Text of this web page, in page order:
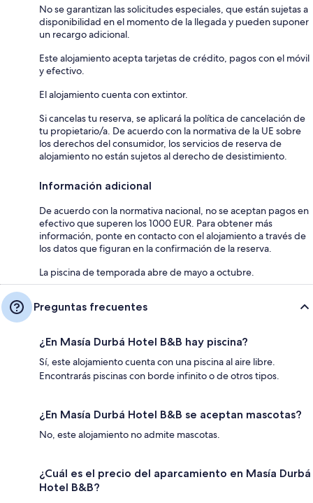
No se garantizan las solicitudes especiales, que están sujetas a
disponibilidad en el momento de la llegada y pueden suponer
un recargo adicional.
Este alojamiento acepta tarjetas de crédito, pagos con el móvil
y efectivo.
El alojamiento cuenta con extintor.
Si cancelas tu reserva, se aplicará la política de cancelación de
tu propietario/a. De acuerdo con la normativa de la UE sobre
los derechos del consumidor, los servicios de reserva de
alojamiento no están sujetos al derecho de desistimiento.
Información adicional
De acuerdo con la normativa nacional, no se aceptan pagos en
efectivo que superen los 1000 EUR. Para obtener más
información, ponte en contacto con el alojamiento a través de
los datos que figuran en la confirmación de la reserva.
La piscina de temporada abre de mayo a octubre.
Preguntas frecuentes
¿En Masía Durbá Hotel B&B hay piscina?
Sí, este alojamiento cuenta con una piscina al aire libre.
Encontrarás piscinas con borde infinito o de otros tipos.
¿En Masía Durbá Hotel B&B se aceptan mascotas?
No, este alojamiento no admite mascotas.
¿Cuál es el precio del aparcamiento en Masía Durbá
Hotel B&B?